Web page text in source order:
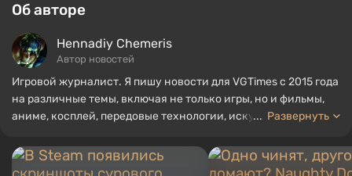
Об авторе
Hennadiy Chemеris
Автор новостей
Игровой журналист. Я пишу новости для VGTimes с 2015 года
на различные темы, включая не только игры, но и фильмы,
аниме, косплей, передовые технологии, искусственный
нескольких обзоров, топов, компиляций и других статей,
связанных с видеоиграми. Я собираю различные игровые
... Развернуть